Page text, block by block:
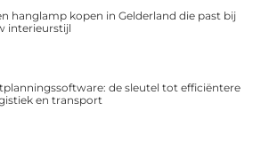
hanglamp kopen in Gelderland die past bij
interieurstijl
de sleutel tot efficiëntere
en transport